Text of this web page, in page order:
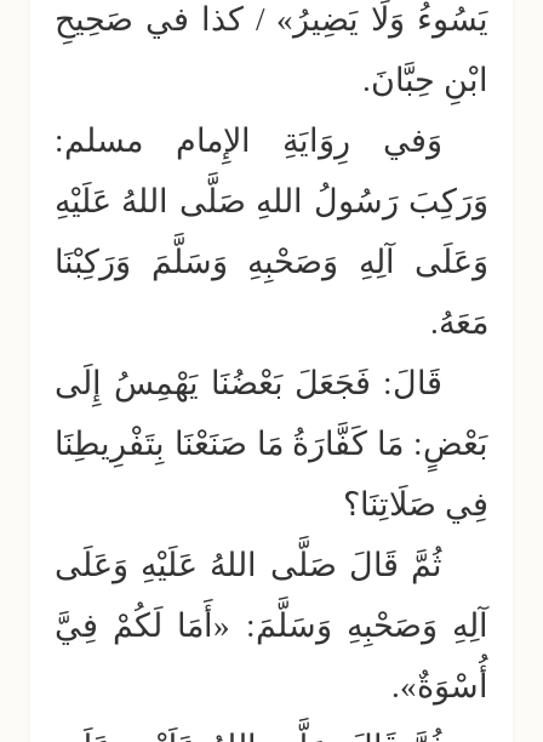
يَسُوءُ وَلَا يَضِيرُ» / كذا في صَحِيحِ
ابْنِ حِبَّانَ.
وَفي رِوَايَةِ الإِمام مسلم:
وَرَكِبَ رَسُولُ اللهِ صَلَّى اللهُ عَلَيْهِ
وَعَلَى آلِهِ وَصَحْبِهِ وَسَلَّمَ وَرَكِبْنَا
مَعَهُ.
قَالَ: فَجَعَلَ بَعْضُنَا يَهْمِسُ إِلَى
بَعْضٍ: مَا كَفَّارَةُ مَا صَنَعْنَا بِتَفْرِيطِنَا
فِي صَلَاتِنَا؟
ثُمَّ قَالَ صَلَّى اللهُ عَلَيْهِ وَعَلَى
آلِهِ وَصَحْبِهِ وَسَلَّمَ: «أَمَا لَكُمْ فِيَّ
أُسْوَةٌ».